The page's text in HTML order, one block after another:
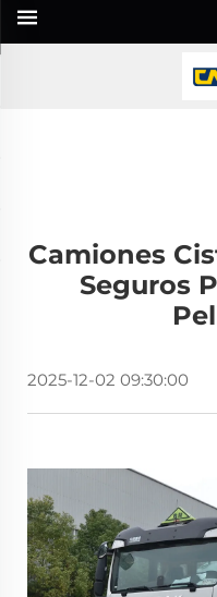
Camiones
Seguros
2025-12-02 09:30:00